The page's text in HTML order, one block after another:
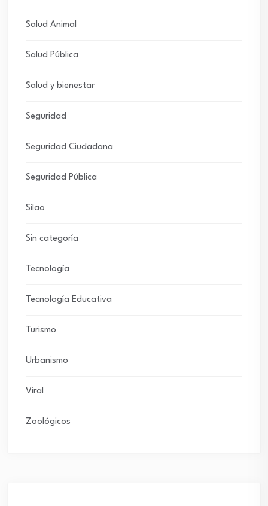
Salud Animal
Salud Pública
Salud y bienestar
Seguridad
Seguridad Ciudadana
Seguridad Pública
Silao
Sin categoría
Tecnología
Tecnología Educativa
Turismo
Urbanismo
Viral
Zoológicos